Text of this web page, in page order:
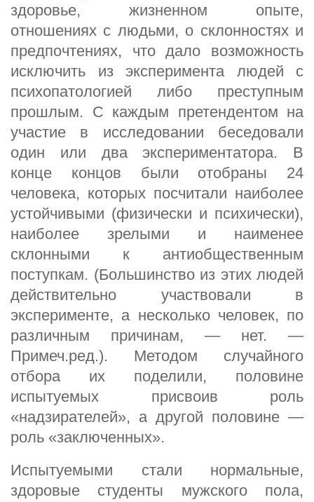
здоровье, жизненном опыте,
отношениях с людьми, о склонностях и
предпочтениях, что дало возможность
исключить из эксперимента людей с
психопатологией либо преступным
прошлым. С каждым претендентом на
участие в исследовании беседовали
один или два экспериментатора. В
конце концов были отобраны 24
человека, которых посчитали наиболее
устойчивыми (физически и психически),
наиболее зрелыми и наименее
склонными к антиобщественным
поступкам. (Большинство из этих людей
действительно участвовали в
эксперименте, а несколько человек, по
различным причинам, — нет. —
Примеч.ред.). Методом случайного
отбора их поделили, половине
испытуемых присвоив роль
«надзирателей», а другой половине —
роль «заключенных».
Испытуемыми стали нормальные,
здоровые студенты мужского пола,